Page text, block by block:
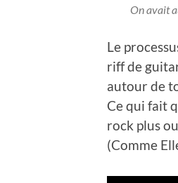
On avait
Le
riff de
autour de
Ce qui fait
rock plus
(Comme